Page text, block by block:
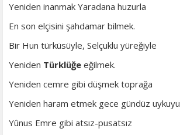
Yeniden inanmak Yaradana huzurla
En son elçisini şahdamar bilmek.
Bir Hun türküsüyle, Selçuklu yüreğiyle
Yeniden Türklüğe eğilmek.
Yeniden cemre gibi düşmek toprağa
Yeniden haram etmek gece gündüz uykuyu
Yûnus Emre gibi atsız-pusatsız